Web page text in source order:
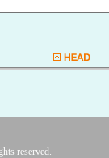
reserved.